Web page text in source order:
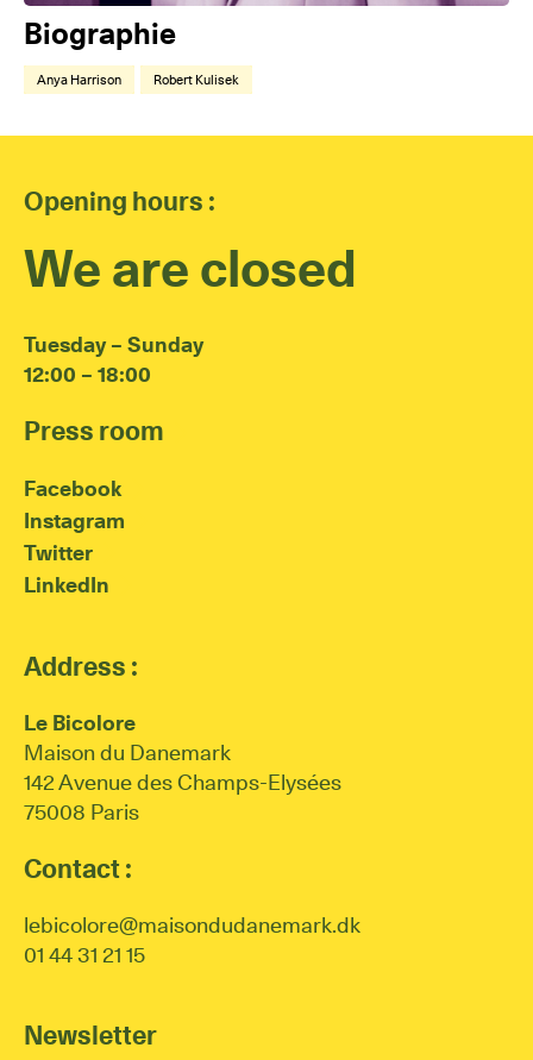
Biographie
Anya Harrison Robert Kulisek
Opening hours :
We are closed
Tuesday – Sunday
12:00 – 18:00
Press room
Facebook
Instagram
Twitter
LinkedIn
Address :
Le Bicolore
Maison du Danemark
142 Avenue des Champs-Elysées
75008 Paris
Contact :
lebicolore@maisondudanemark.dk
01 44 31 21 15
Newsletter